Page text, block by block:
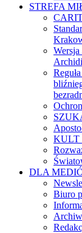
STREFA
KULT
DLA
Biuro